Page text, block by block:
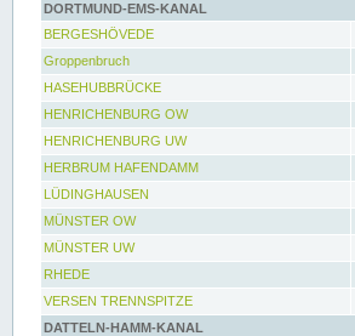
DORTMUND-EMS-KANAL
BERGESHÖVEDE
Groppenbruch
HASEHUBBRÜCKE
HENRICHENBURG OW
HENRICHENBURG UW
HERBRUM HAFENDAMM
LÜDINGHAUSEN
MÜNSTER OW
MÜNSTER UW
RHEDE
VERSEN TRENNSPITZE
DATTELN-HAMM-KANAL